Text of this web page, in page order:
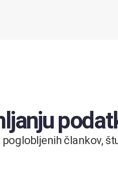
člankov,